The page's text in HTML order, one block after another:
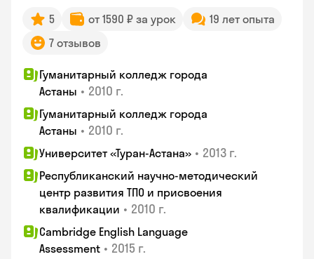
5 от 1590 ₽ за урок
19 лет опыта
7 отзывов
Гуманитарный колледж города
Астаны • 2010 г.
Гуманитарный колледж города
Астаны • 2010 г.
Университет «Туран-Астана» • 2013 г.
Республиканский научно-методический
центр развития ТПО и присвоения
квалификации • 2010 г.
Cambridge English Language
Assessment • 2015 г.